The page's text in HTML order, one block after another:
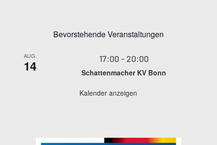
Bevorstehende Veranstaltungen
AUG.
14 17:00 - 20:00
Schattenmacher KV Bonn
Kalender anzeigen